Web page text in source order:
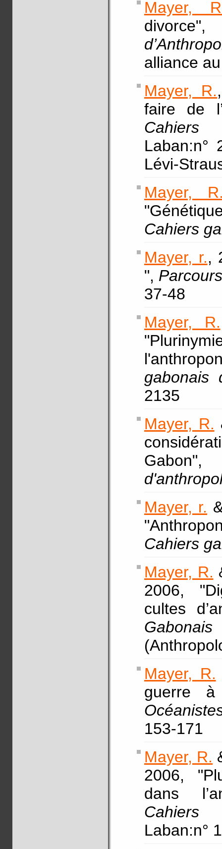
Mayer,
alliance
Mayer, R.
faire de
Cahiers
Laban:n°
Lévi-
Mayer,
Cahiers
Mayer, r.,
",
37-48
Mayer, R.
gabonais
2135
Mayer, R.
Mayer, r.
Cahiers
Mayer, R.
2006,
cultes
Gabonais
Mayer, R.
guerre
153-171
Mayer, R.
2006,
dans
Cahiers
Laban:n°